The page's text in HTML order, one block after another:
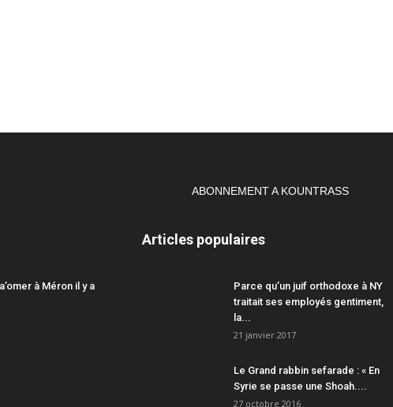
ABONNEMENT A KOUNTRASS
à Méron il y a
Articles populaires
Parce qu’un juif orthodoxe à NY
traitait ses employés gentiment,
la...
21 janvier 2017
Le Grand rabbin sefarade : « En
Syrie se passe une Shoah....
27 octobre 2016